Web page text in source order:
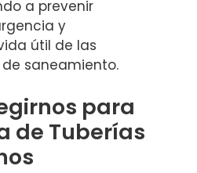
a prevenir
y
útil de las
saneamiento.
para
de Tuberías